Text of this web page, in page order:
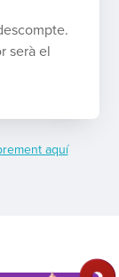
serà el
aquí